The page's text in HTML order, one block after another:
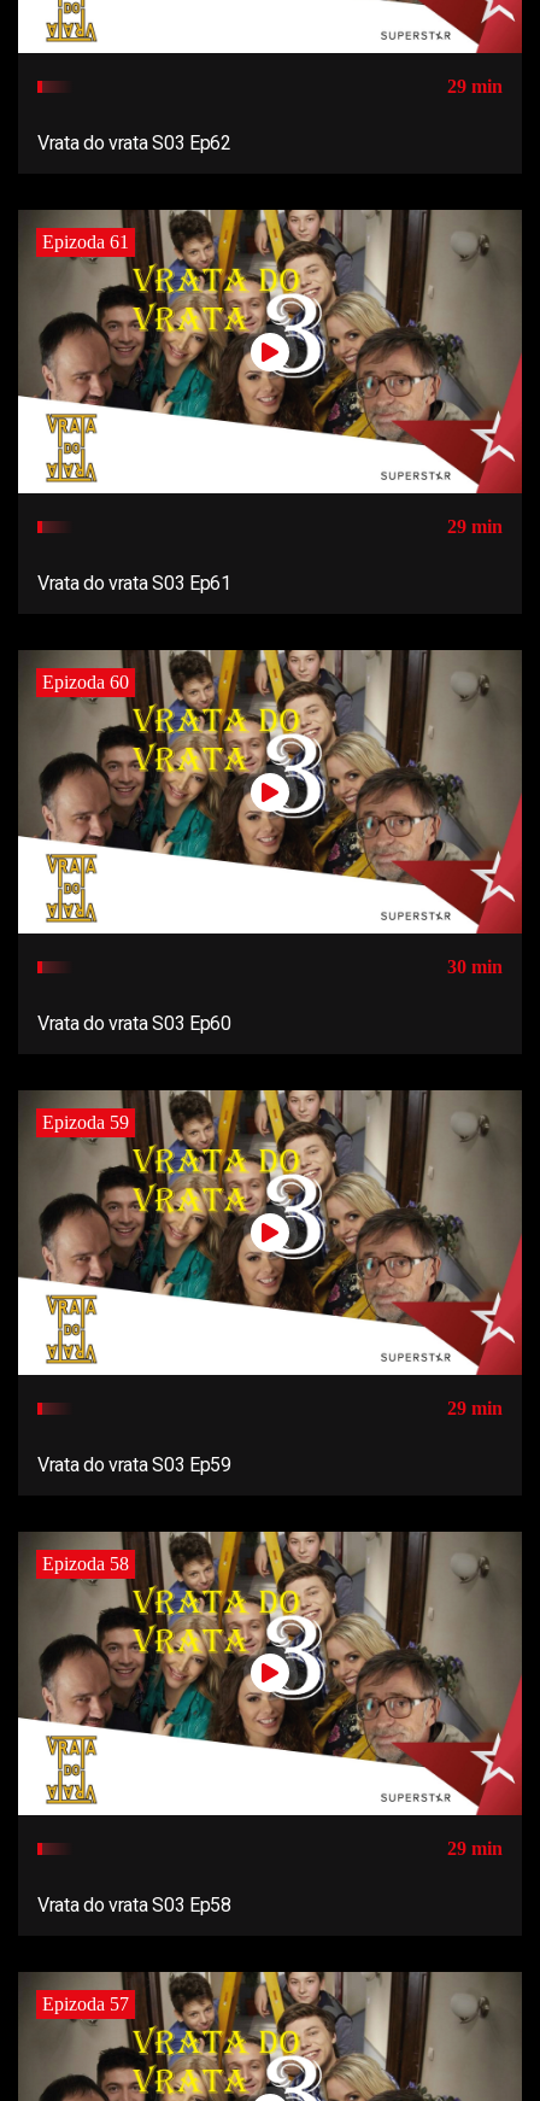
29 min
Vrata do vrata S03 Ep62
Epizoda 61
29 min
Vrata do vrata S03 Ep61
Epizoda 60
30 min
Vrata do vrata S03 Ep60
Epizoda 59
29 min
Vrata do vrata S03 Ep59
Epizoda 58
29 min
Vrata do vrata S03 Ep58
Epizoda 57